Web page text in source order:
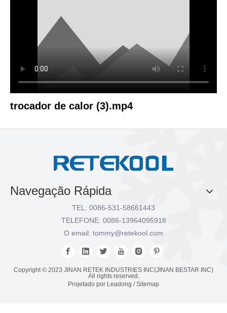
trocador de calor (3).mp4
Navegação Rápida
TEL: 0086-531-58661443
TELEFONE: 0086-13964095918
O email: tommy@retekool.com
Copyright © 2023 JINAN RETEK INDUSTRIES INC(JINAN BESTAR INC)
All rights reserved.
Projetado por Leadong /Sitemap